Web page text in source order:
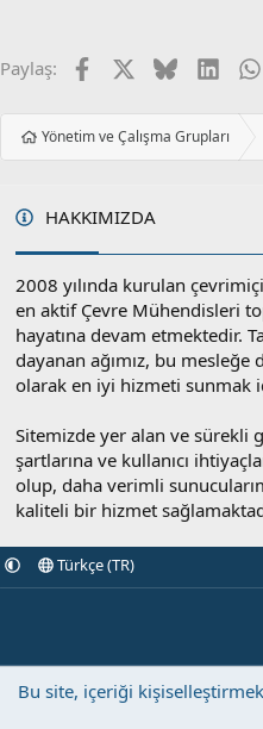
Paylaş: Facebook Bluesky
Yönetim ve Çalışma Grupları
HAKKIMIZDA
2008 yılında kurulan
en aktif Çevre Mühendisleri
hayatına devam etmektedir.
dayanan ağımız, bu mesleğe
olarak en iyi hizmeti sunmak
Sitemizde yer alan ve sürekli
şartlarına ve kullanıcı
olup, daha verimli
kaliteli bir hizmet
Türkçe (TR)
Bu site, içeriği